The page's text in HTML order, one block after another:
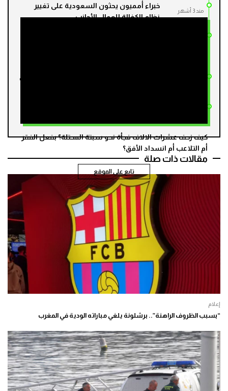
كيف زحف عشرات الالاف فجأة نحو سبتة المحتلة؟ بفعل الفقر
أم التلاعب أم انسداد الأفق؟
تابع على الموقع
مند 3 أشهر
خبراء أمميون يحثون السعودية على تغيير
نظام الكفالة للعمال الأجانب
اجتماع لفريق العمل المغربي-الفرنسي في أفق
مقالات ذات صلة
إعلام
“بسبب الظروف الراهنة”.. برشلونة يلغي مباراته الودية في المغرب